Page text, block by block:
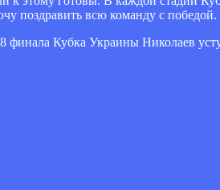
поздравить всю команду с победой.
финала Кубка Украины Николаев